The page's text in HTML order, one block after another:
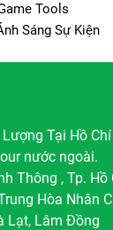
Tools
Sáng Sự Kiện
Tại Hồ
nước ngoài.
Thông , Tp. Hồ
Hòa Nhân
Lạt, Lâm Đồng